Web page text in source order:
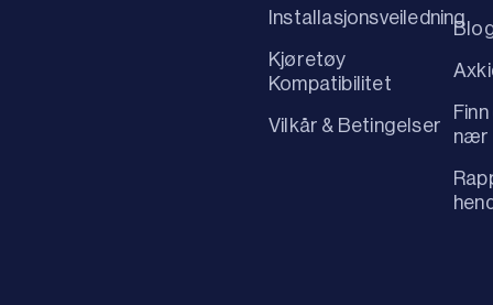
Installasjonsveiledning
Kjøretøy
Kompatibilitet
Vilkår & Betingelser
nær